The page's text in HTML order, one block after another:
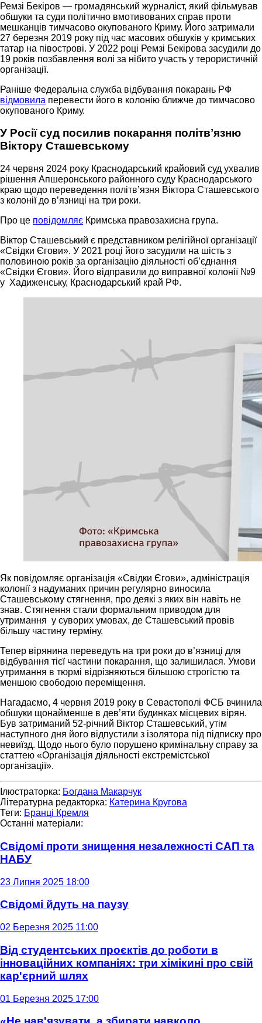
Ремзі Бекіров — громадянський журналіст, який фільмував
обшуки та суди політично вмотивованих справ проти
мешканців тимчасово окупованого Криму. Його затримали
27 березня 2019 року під час масових обшуків у кримських
татар на півострові. У 2022 році Ремзі Бекірова засудили до
19 років позбавлення волі за нібито участь у терористичній
організації.
Раніше Федеральна служба відбування покарань РФ
відмовила перевести його в колонію ближче до тимчасово
окупованого Криму.
У Росії суд посилив покарання політвʼязню
Віктору Сташевському
24 червня 2024 року Краснодарський крайовий суд ухвалив
рішення Апшеронського районного суду Краснодарського
краю щодо переведення політвʼязня Віктора Сташевського
з колонії до в’язниці на три роки.
Про це повідомляє Кримська правозахисна група.
Віктор Сташевський є представником релігійної організації
«Свідки Єгови». У 2021 році його засудили на шість з
половиною років за організацію діяльності об’єднання
«Свідки Єгови». Його відправили до виправної колонії №9
у Хадиженську, Краснодарський край РФ.
Як повідомляє організація «Свідки Єгови», адміністрація
колонії з надуманих причин регулярно виносила
Сташевському стягнення, про деякі з яких він навіть не
знав. Стягнення стали формальним приводом для
утримання у суворих умовах, де Сташевський провів
більшу частину терміну.
Тепер вірянина переведуть на три роки до в’язниці для
відбування тієї частини покарання, що залишилася. Умови
утримання в тюрмі відрізняються більшою строгістю та
меншою свободою переміщення.
Нагадаємо, 4 червня 2019 року в Севастополі ФСБ вчинила
обшуки щонайменше в девʼяти будинках місцевих вірян.
Був затриманий 52-річний Віктор Сташевський, утім
наступного дня його відпустили з ізолятора під підписку про
невиїзд. Щодо нього було порушено кримінальну справу за
статтею «Організація діяльності екстремістської
організації».
Ілюстраторка: Богдана Макарчук
Літературна редакторка: Катерина Кругова
Теги: Бранці Кремля
Останні матеріали:
Свідомі проти знищення незалежності САП та
НАБУ
23 Липня 2025 18:00
Свідомі йдуть на паузу
02 Березня 2025 11:00
Від студентських проєктів до роботи в
інноваційних компаніях: три хімікині про свій
кар'єрний шлях
01 Березня 2025 17:00